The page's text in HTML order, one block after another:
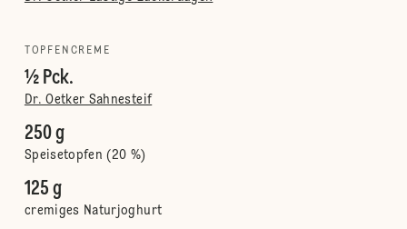
TOPFENCREME
½ Pck.
Dr. Oetker Sahnesteif
250 g
Speisetopfen (20 %)
125 g
cremiges Naturjoghurt